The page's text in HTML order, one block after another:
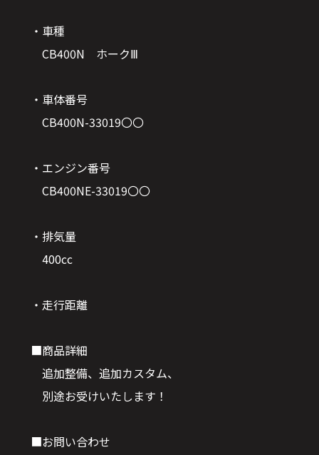
・車種
CB400N ホークⅢ
・車体番号
CB400N-33019〇〇
・エンジン番号
CB400NE-33019〇〇
・排気量
400cc
・走行距離
■商品詳細
追加整備、追加カスタム、
別途お受けいたします！
■お問い合わせ